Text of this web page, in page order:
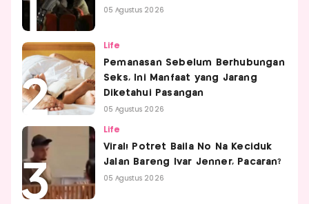
05 Agustus 2026
Life
Pemanasan Sebelum Berhubungan
Seks, Ini Manfaat yang Jarang
Diketahui Pasangan
05 Agustus 2026
Life
Viral! Potret Baila No Na Keciduk
Jalan Bareng Ivar Jenner, Pacaran?
05 Agustus 2026